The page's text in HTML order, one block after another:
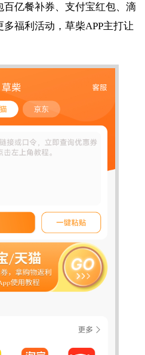
亿餐补券、支付宝红包、滴
福利活动，草柴APP主打让